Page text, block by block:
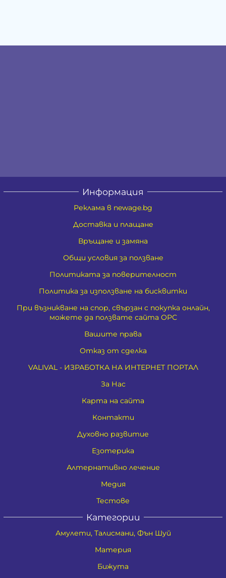
Информация
Реклама в newage.bg
Доставка и плащане
Връщане и замяна
Общи условия за ползване
Политиката за поверителност
Политика за използване на бисквитки
При възникване на спор, свързан с покупка онлайн,
можете да ползвате сайта ОРС
Вашите права
Отказ от сделка
VALIVAL - ИЗРАБОТКА НА ИНТЕРНЕТ ПОРТАЛ
За Нас
Карта на сайта
Контакти
Духовно развитие
Езотерика
Алтернативно лечение
Медия
Тестове
Категории
Амулети, Талисмани, Фън Шуй
Материя
Бижута